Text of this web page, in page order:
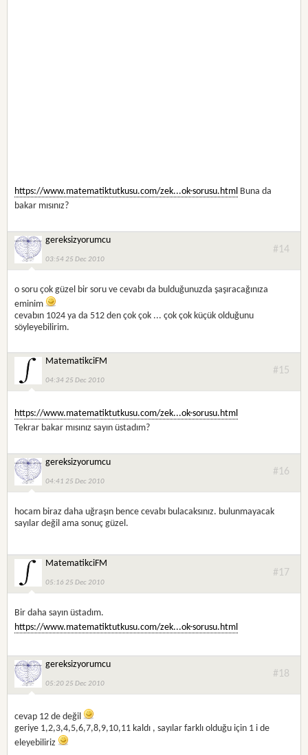
https://www.matematiktutkusu.com/zek...ok-sorusu.html Buna da
bakar mısınız?
gereksizyorumcu
03:54 25 Dec 2010
#14
o soru çok güzel bir soru ve cevabı da bulduğunuzda şaşıracağınıza
eminim
cevabın 1024 ya da 512 den çok çok ... çok çok küçük olduğunu
söyleyebilirim.
MatematikciFM
04:34 25 Dec 2010
#15
https://www.matematiktutkusu.com/zek...ok-sorusu.html
Tekrar bakar mısınız sayın üstadım?
gereksizyorumcu
04:41 25 Dec 2010
#16
hocam biraz daha uğraşın bence cevabı bulacaksınız. bulunmayacak
sayılar değil ama sonuç güzel.
MatematikciFM
05:16 25 Dec 2010
#17
Bir daha sayın üstadım.
https://www.matematiktutkusu.com/zek...ok-sorusu.html
gereksizyorumcu
05:20 25 Dec 2010
#18
cevap 12 de değil
geriye 1,2,3,4,5,6,7,8,9,10,11 kaldı , sayılar farklı olduğu için 1 i de
eleyebiliriz